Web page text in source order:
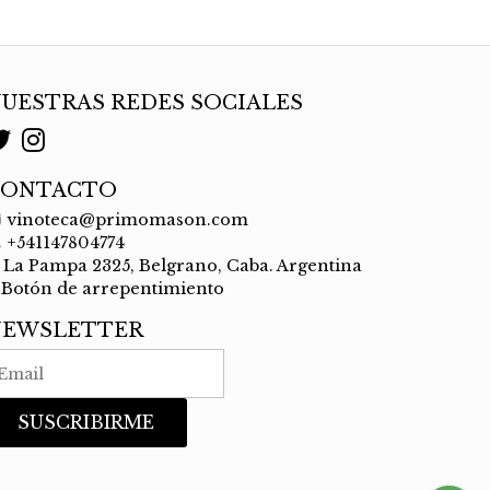
REDES SOCIALES
vinoteca@primomason.com
+541147804774
La Pampa 2325, Belgrano, Caba. Argentina
de arrepentimiento
SUSCRIBIRME